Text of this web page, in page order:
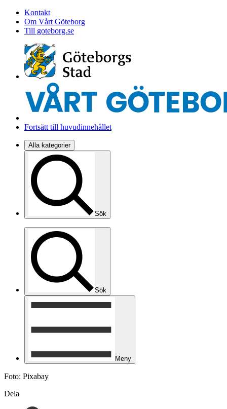
Kontakt
Om Vårt Göteborg
Till goteborg.se
Fortsätt till huvudinnehållet
Alla kategorier
Sök
Sök
Meny
Foto: Pixabay
Dela